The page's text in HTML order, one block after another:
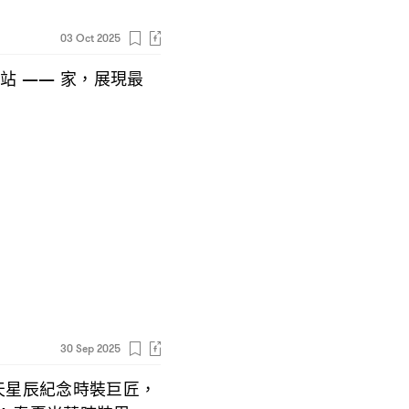
03 Oct 2025
—— 家 ， 展現最
30 Sep 2025
辰紀念時裝巨匠 ，